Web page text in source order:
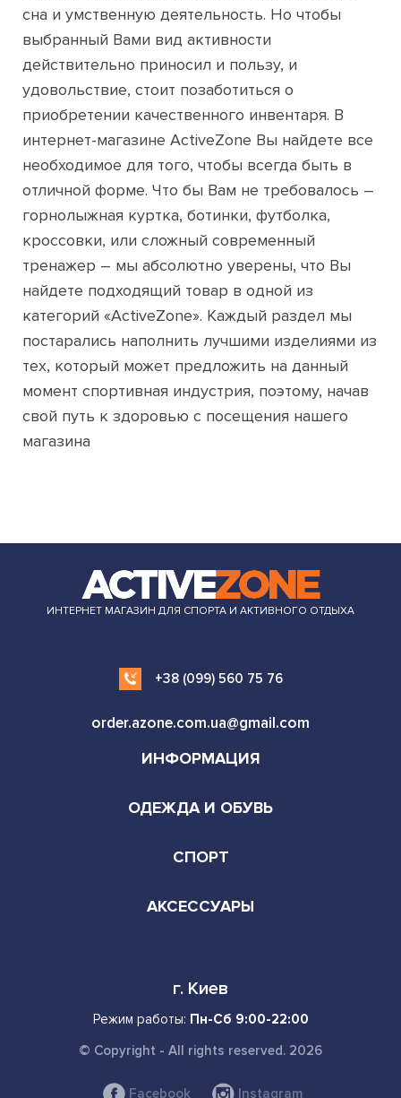
сна и умственную деятельность. Но чтобы
выбранный Вами вид активности
действительно приносил и пользу, и
удовольствие, стоит позаботиться о
приобретении качественного инвентаря. В
интернет-магазине ActiveZone Вы найдете все
необходимое для того, чтобы всегда быть в
отличной форме. Что бы Вам не требовалось –
горнолыжная куртка, ботинки, футболка,
кроссовки, или сложный современный
тренажер – мы абсолютно уверены, что Вы
найдете подходящий товар в одной из
категорий «ActiveZone». Каждый раздел мы
постарались наполнить лучшими изделиями из
тех, который может предложить на данный
момент спортивная индустрия, поэтому, начав
свой путь к здоровью с посещения нашего
магазина
ИНТЕРНЕТ МАГАЗИН ДЛЯ СПОРТА И АКТИВНОГО ОТДЫХА
+38 (099) 560 75 76
order.azone.com.ua@gmail.com
ИНФОРМАЦИЯ
ОДЕЖДА И ОБУВЬ
СПОРТ
АКСЕССУАРЫ
г. Киев
Режим работы: Пн-Сб 9:00-22:00
© Copyright - All rights reserved. 2026
Facebook Instagram